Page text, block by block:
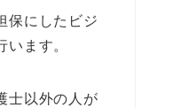
保にしたビジ
ます。
士以外の人が